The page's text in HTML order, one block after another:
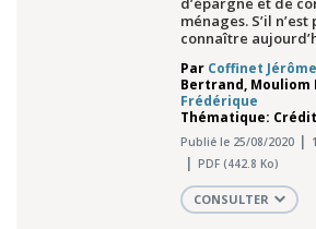
ménages. S’il
connaître
Par Coffinet Jérôme
Bertrand, Mouliom
Frédérique
Thématique:
Publié le 25/08/2020
PDF (442.8 Ko)
CONSULTER